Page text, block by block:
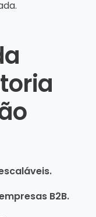
B2B.